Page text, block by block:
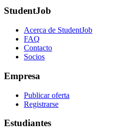
StudentJob
Acerca de StudentJob
FAQ
Contacto
Socios
Empresa
Publicar oferta
Registrarse
Estudiantes